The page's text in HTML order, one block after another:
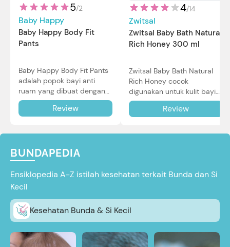
5/2
Baby Happy
Baby Happy Body Fit
Pants
Baby Happy Body Fit Pants
adalah popok bayi anti
ruam yang dibuat dengan
teknologi Air Through
Technology.Review
4/14
Zwitsal
Zwitsal Baby Bath Natural
Rich Honey 300 ml
Zwitsal Baby Bath Natural
Rich Honey cocok
digunakan untuk kulit bayi
baru lahir bahkan kulit
sensitif sekalipun. Simak
Review
BUNDAPEDIA
Ensiklopedia A-Z istilah kesehatan terkait Bunda dan Si
Kecil
Kesehatan Bunda & Si Kecil